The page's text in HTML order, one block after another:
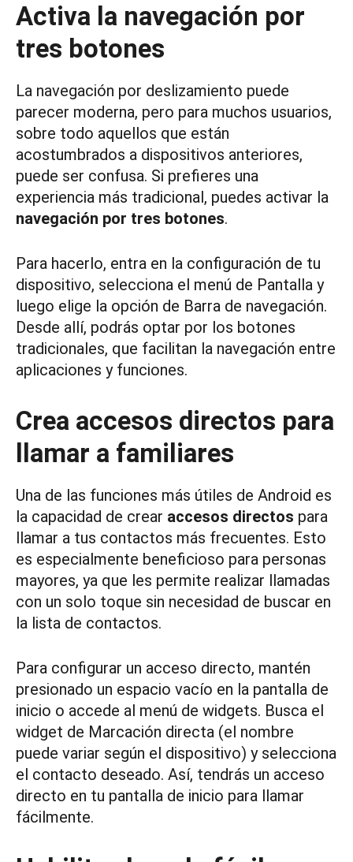
Activa la navegación por
tres botones
La navegación por deslizamiento puede
parecer moderna, pero para muchos usuarios,
sobre todo aquellos que están
acostumbrados a dispositivos anteriores,
puede ser confusa. Si prefieres una
experiencia más tradicional, puedes activar la
navegación por tres botones.
Para hacerlo, entra en la configuración de tu
dispositivo, selecciona el menú de Pantalla y
luego elige la opción de Barra de navegación.
Desde allí, podrás optar por los botones
tradicionales, que facilitan la navegación entre
aplicaciones y funciones.
Crea accesos directos para
llamar a familiares
Una de las funciones más útiles de Android es
la capacidad de crear accesos directos para
llamar a tus contactos más frecuentes. Esto
es especialmente beneficioso para personas
mayores, ya que les permite realizar llamadas
con un solo toque sin necesidad de buscar en
la lista de contactos.
Para configurar un acceso directo, mantén
presionado un espacio vacío en la pantalla de
inicio o accede al menú de widgets. Busca el
widget de Marcación directa (el nombre
puede variar según el dispositivo) y selecciona
el contacto deseado. Así, tendrás un acceso
directo en tu pantalla de inicio para llamar
fácilmente.